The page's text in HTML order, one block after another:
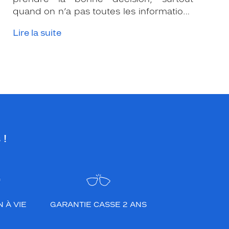
quand on n’a pas toutes les informations
pour vous conseiller et apporter leur
Lire la suite
!
À VIE GARANTIE CASSE 2 ANS